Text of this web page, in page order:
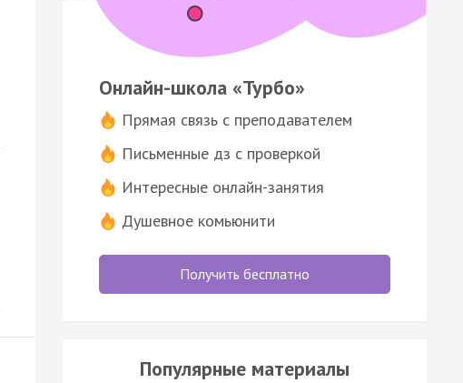
Онлайн-школа «Турбо»
Прямая связь с преподавателем
Письменные дз с проверкой
Интересные онлайн-занятия
Душевное комьюнити
Получить бесплатно
Популярные материалы